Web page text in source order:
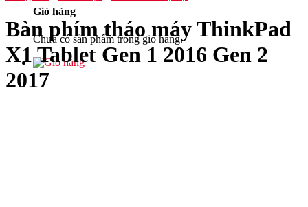
Giỏ hàng
Chưa có sản phẩm trong giỏ hàng.
Bàn phím tháo máy ThinkPad
X1 Tablet Gen 1 2016 Gen 2
2017